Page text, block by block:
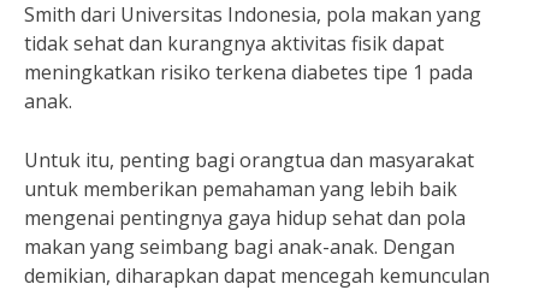
Smith dari Universitas Indonesia, pola makan yang
tidak sehat dan kurangnya aktivitas fisik dapat
meningkatkan risiko terkena diabetes tipe 1 pada
anak.
Untuk itu, penting bagi orangtua dan masyarakat
untuk memberikan pemahaman yang lebih baik
mengenai pentingnya gaya hidup sehat dan pola
makan yang seimbang bagi anak-anak. Dengan
demikian, diharapkan dapat mencegah kemunculan